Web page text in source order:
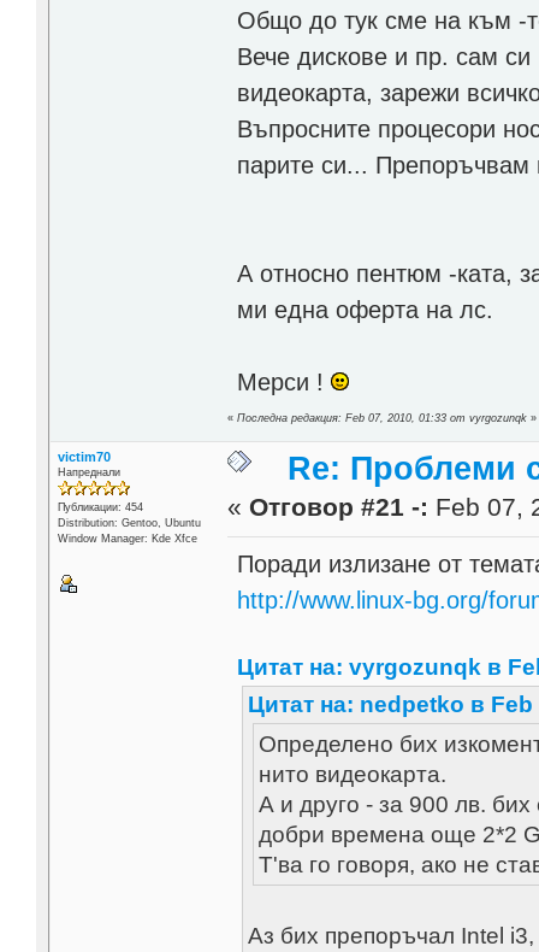
Общо до тук сме на към -
Вече дискове и пр. сам
видеокарта, зарежи
Въпросните процесори
парите си... Препоръчвам
А относно пентюм -ката,
ми една оферта на лс.
Мерси !
«Последна редакция: Feb 07, 2010, 01:33 от vyrgozunqk »
victim70
Напреднали
Публикации: 454
Distribution: Gentoo, Ubuntu
Window Manager: Kde Xfce
Re: Проблеми
« Отговор #21 -: Feb 07,
Поради излизане от
http://www.linux-bg.org/
Цитат на: vyrgozunqk в
Цитат на: nedpetko в Feb
Определено бих
нито видеокарта.
А и друго - за 900 лв.
добри времена още 2*2
Т'ва го говоря, ако не
Аз бих препоръчал Intel